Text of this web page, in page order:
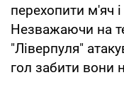
перехопити м'яч
Незважаючи на
"Ліверпуля"
гол забити вони